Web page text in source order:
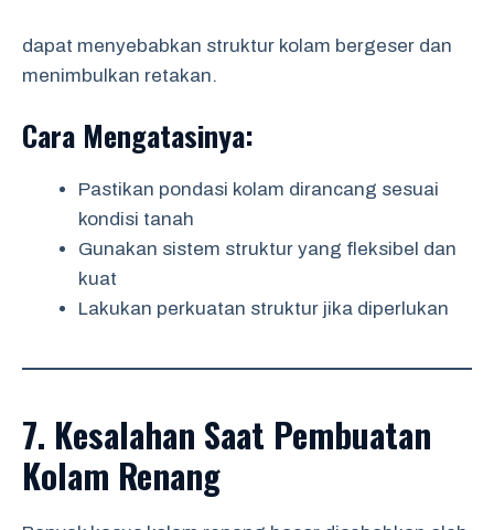
dapat menyebabkan struktur kolam bergeser dan
menimbulkan retakan.
Cara Mengatasinya:
Pastikan pondasi kolam dirancang sesuai
kondisi tanah
Gunakan sistem struktur yang fleksibel dan
kuat
Lakukan perkuatan struktur jika diperlukan
7. Kesalahan Saat Pembuatan
Kolam Renang